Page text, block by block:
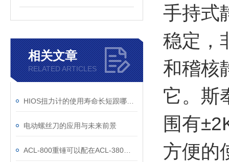
相关文章
RELATED ARTICLES
电动螺丝刀的应用与未来前景
手持式
稳定，
和稽核
它。斯
围有
方便的